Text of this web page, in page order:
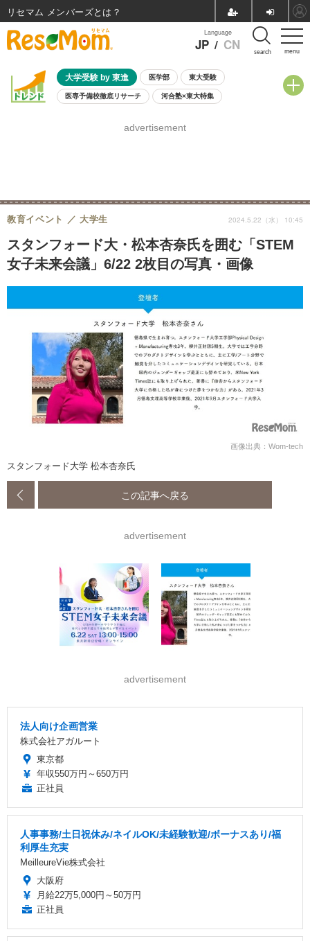
menu
Language
JP / CN search
大学受験 by 東進 医学部 東大受験
医専予備校徹底リサーチ 河合塾×東大特集
8月開催学校説明会・相談会
advertisement
スタンフォード大・松本杏奈氏を囲む「STEM
女子未来会議」6/22 2枚目の写真・画像
教育イベント 大学生 2024.5.22（水） 10:45
画像出典：Wom-tech
スタンフォード大学 松本杏奈氏
この記事へ戻る
advertisement
advertisement
法人向け企画営業
株式会社アガルート
東京都
年収550万円～650万円
正社員
人事事務/土日祝休み/ネイルOK/未経験歓迎/ボーナスあり/福
利厚生充実
MeilleureVie株式会社
大阪府
月給22万5,000円～50万円
正社員
リセマム メンバーズ